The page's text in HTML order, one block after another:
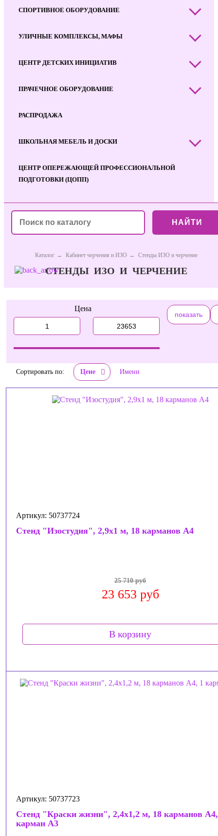
СПОРТИВНОЕ ОБОРУДОВАНИЕ
УЛИЧНЫЕ КОМПЛЕКСЫ, МАФЫ
ЦЕНТР ДЕТСКИХ ИНИЦИАТИВ
ПРАЧЕЧНОЕ ОБОРУДОВАНИЕ
РАСПРОДАЖА
ШКОЛЬНАЯ МЕБЕЛЬ И ДОСКИ
ЦЕНТР ОПЕРЕЖАЮЩЕЙ ПРОФЕССИОНАЛЬНОЙ
ПОДГОТОВКИ (ЦОПП)
НАЙТИ
Каталог → Кабинет черчения и ИЗО → Стенды ИЗО и черчение
СТЕНДЫ ИЗО И ЧЕРЧЕНИЕ
Цена
Сортировать по: Цене Имени
Артикул: 50737724
Стенд "Изостудия", 2,9x1 м, 18 карманов А4
25 710 руб
23 653 руб
В корзину
Артикул: 50737723
Стенд "Краски жизни", 2,4x1,2 м, 18 карманов
карман А3